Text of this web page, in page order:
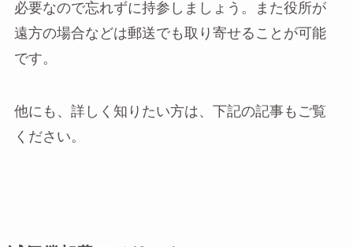
必要なので忘れずに持参しましょう。また役所が
遠方の場合などは郵送でも取り寄せることが可能
です。
他にも、詳しく知りたい方は、下記の記事もご覧
ください。